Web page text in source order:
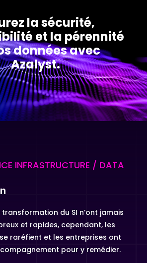
la sécurité,
et la pérennité
données avec
Azalyst.
INFRASTRUCTURE / DATA
transformation du SI n’ont jamais
et rapides, cependant, les
raréfient et les entreprises ont
pour y remédier.